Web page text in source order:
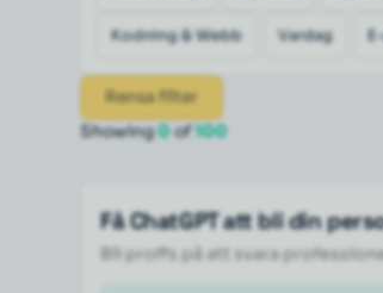
Kodning & Webb Vardag
Rensa filter
Showing0of100
Få ChatGPT att bli din
Bli proffs på att svara